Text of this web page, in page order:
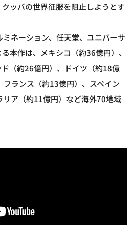
ッパの世界征服を阻止しようとす
ミネーション、任天堂、ユニバーサ
本作は、メキシコ（約36億円）、
（約26億円）、ドイツ（約18億
ランス（約13億円）、スペイン
リア（約11億円）など海外70地域